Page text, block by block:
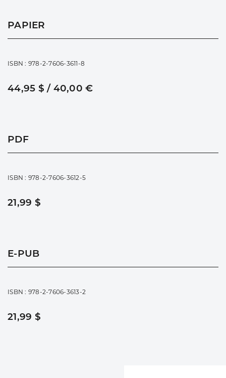
PAPIER
ISBN : 978-2-7606-3611-8
44,95 $ / 40,00 €
PDF
ISBN : 978-2-7606-3612-5
21,99 $
E-PUB
ISBN : 978-2-7606-3613-2
21,99 $